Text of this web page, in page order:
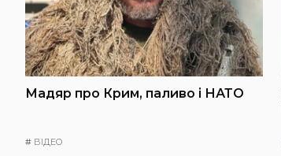
Мадяр про Крим, паливо і НАТО
# ВІДЕО